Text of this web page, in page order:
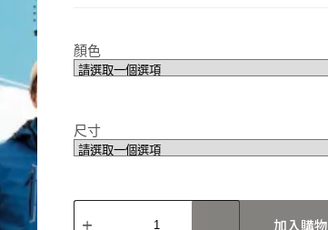
顏色
尺寸
W4331-
2/W4331-
加入購